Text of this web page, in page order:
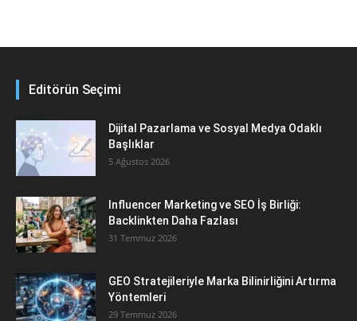
Editörün Seçimi
Dijital Pazarlama ve Sosyal Medya Odaklı
Başlıklar
5 Ağustos 2026
Influencer Marketing ve SEO İş Birliği:
Backlinkten Daha Fazlası
31 Temmuz 2026
GEO Stratejileriyle Marka Bilinirliğini Artırma
Yöntemleri
29 Temmuz 2026